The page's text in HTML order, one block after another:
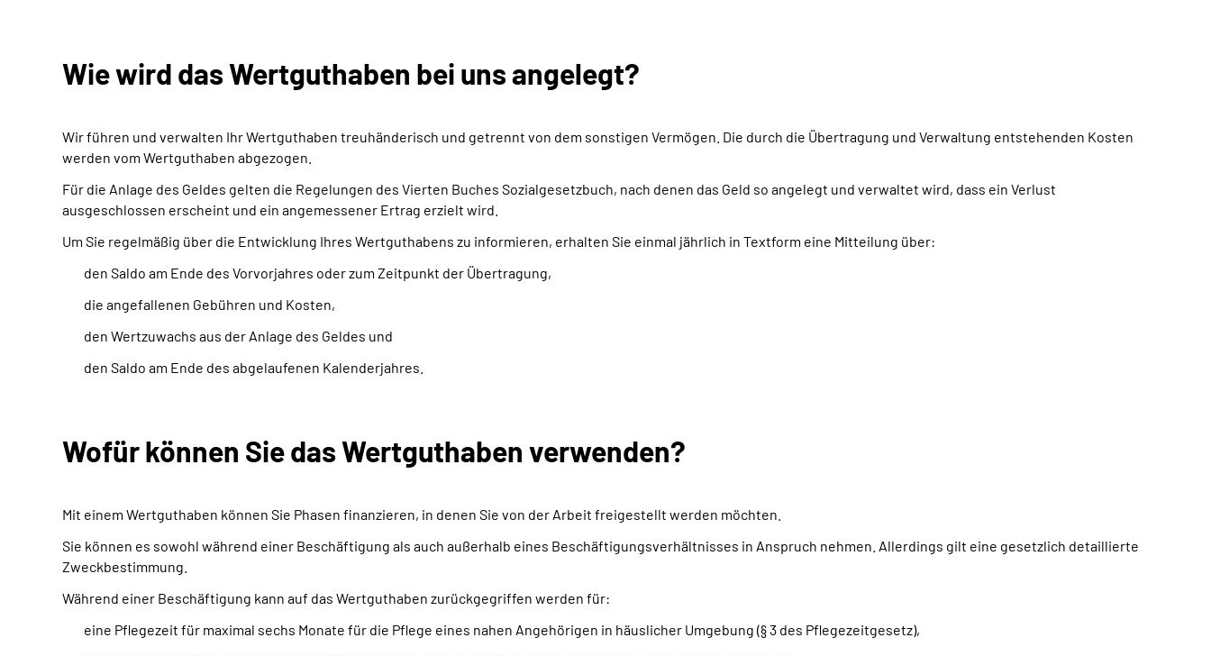
Wie wird das Wertguthaben bei uns angelegt?
Wir führen und verwalten Ihr Wertguthaben treuhänderisch und getrennt von dem sonstigen Vermögen. Die durch die Übertragung und Verwaltung entstehenden Kosten
werden vom Wertguthaben abgezogen.
Für die Anlage des Geldes gelten die Regelungen des Vierten Buches Sozialgesetzbuch, nach denen das Geld so angelegt und verwaltet wird, dass ein Verlust
ausgeschlossen erscheint und ein angemessener Ertrag erzielt wird.
Um Sie regelmäßig über die Entwicklung Ihres Wertguthabens zu informieren, erhalten Sie einmal jährlich in Textform eine Mitteilung über:
den Saldo am Ende des Vorvorjahres oder zum Zeitpunkt der Übertragung,
die angefallenen Gebühren und Kosten,
den Wertzuwachs aus der Anlage des Geldes und
den Saldo am Ende des abgelaufenen Kalenderjahres.
Wofür können Sie das Wertguthaben verwenden?
Mit einem Wertguthaben können Sie Phasen finanzieren, in denen Sie von der Arbeit freigestellt werden möchten.
Sie können es sowohl während einer Beschäftigung als auch außerhalb eines Beschäftigungsverhältnisses in Anspruch nehmen. Allerdings gilt eine gesetzlich detaillierte
Zweckbestimmung.
Während einer Beschäftigung kann auf das Wertguthaben zurückgegriffen werden für:
eine Pflegezeit für maximal sechs Monate für die Pflege eines nahen Angehörigen in häuslicher Umgebung (§ 3 des Pflegezeitgesetz),